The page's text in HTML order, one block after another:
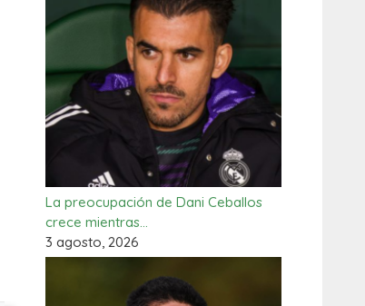
La preocupación de Dani Ceballos
crece mientras…
3 agosto, 2026